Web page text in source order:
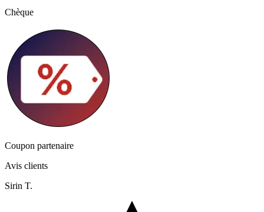
Chèque
Coupon partenaire
Avis clients
Sirin T.